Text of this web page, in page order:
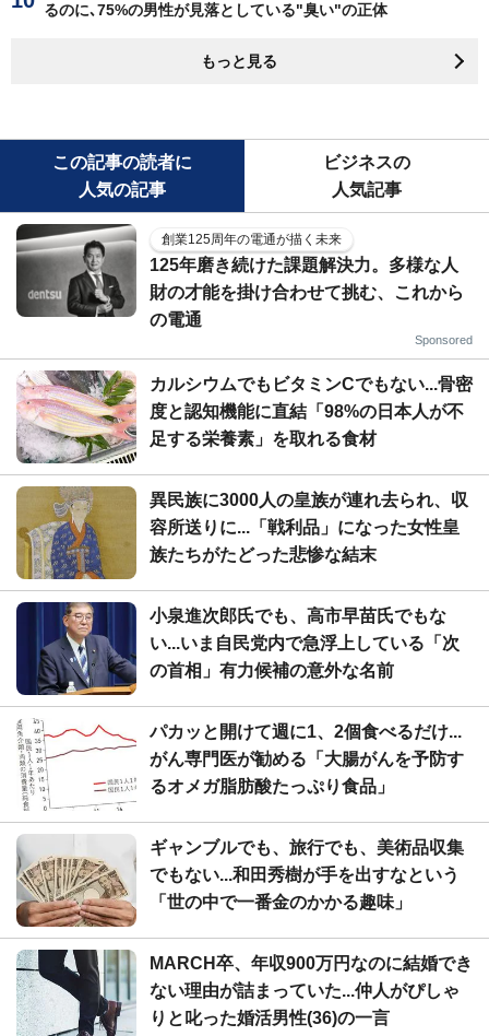
るのに､75%の男性が見落としている"臭い"の正体
もっと見る
この記事の読者に
人気の記事
ビジネスの
人気記事
創業125周年の電通が描く未来
125年磨き続けた課題解決力。多様な人
財の才能を掛け合わせて挑む、これから
の電通
Sponsored
カルシウムでもビタミンCでもない...骨密
度と認知機能に直結「98%の日本人が不
足する栄養素」を取れる食材
異民族に3000人の皇族が連れ去られ、収
容所送りに...「戦利品」になった女性皇
族たちがたどった悲惨な結末
小泉進次郎氏でも、高市早苗氏でもな
い...いま自民党内で急浮上している「次
の首相」有力候補の意外な名前
パカッと開けて週に1、2個食べるだけ...
がん専門医が勧める「大腸がんを予防す
るオメガ脂肪酸たっぷり食品」
ギャンブルでも、旅行でも、美術品収集
でもない...和田秀樹が手を出すなという
「世の中で一番金のかかる趣味」
MARCH卒、年収900万円なのに結婚でき
ない理由が詰まっていた...仲人がぴしゃ
りと叱った婚活男性(36)の一言